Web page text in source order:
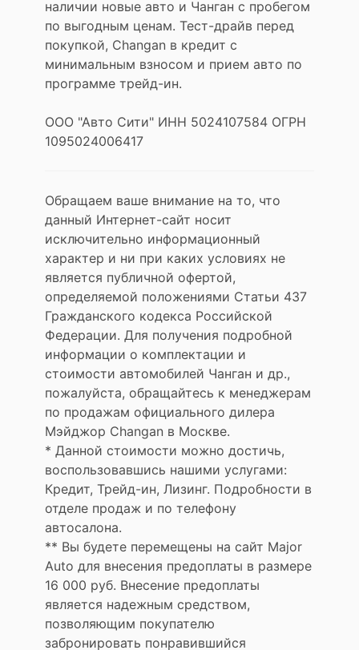
наличии новые авто и Чанган с пробегом
по выгодным ценам. Тест-драйв перед
покупкой, Changan в кредит с
минимальным взносом и прием авто по
программе трейд-ин.
ООО "Авто Сити" ИНН 5024107584 ОГРН
1095024006417
Обращаем ваше внимание на то, что
данный Интернет-сайт носит
исключительно информационный
характер и ни при каких условиях не
является публичной офертой,
определяемой положениями Статьи 437
Гражданского кодекса Российской
Федерации. Для получения подробной
информации о комплектации и
стоимости автомобилей Чанган и др.,
пожалуйста, обращайтесь к менеджерам
по продажам официального дилера
Мэйджор Changan в Москве.
* Данной стоимости можно достичь,
воспользовавшись нашими услугами:
Кредит, Трейд-ин, Лизинг. Подробности в
отделе продаж и по телефону
автосалона.
** Вы будете перемещены на сайт Major
Auto для внесения предоплаты в размере
16 000 руб. Внесение предоплаты
является надежным средством,
позволяющим покупателю
забронировать понравившийся